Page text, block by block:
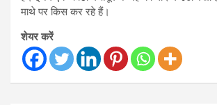
माथे पर किस कर रहे हैं।
शेयर करें